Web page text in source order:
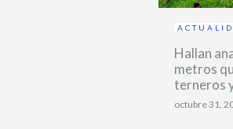
Hallan
metros
terneros
octubre 31,